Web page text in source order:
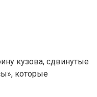
кузова, сдвинутые
которые